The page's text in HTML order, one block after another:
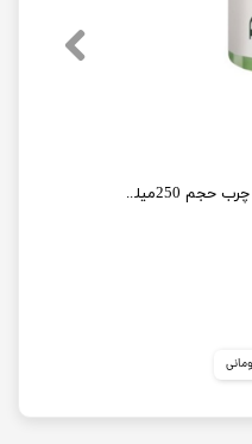
تونر درمالوگ مناسب پوست چرب حجم 250میلی لیتر